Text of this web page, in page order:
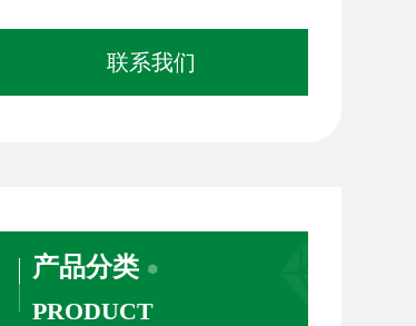
联系我们
产品分类
PRODUCT